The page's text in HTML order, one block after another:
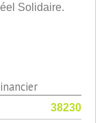
Solidaire.
38230